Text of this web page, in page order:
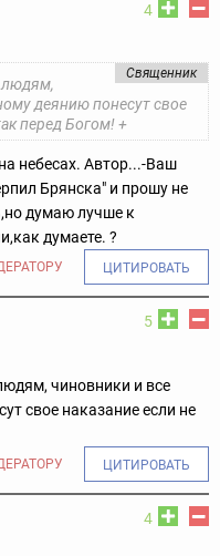
4
Свящeнник
людям,
деянию понесут свое
перед Богом! +
небесах. Автор...-Ваш
Брянска" и прошу не
думаю лучше к
думаете. ?
ЦИТИРОВАТЬ
5
чиновники и все
свое наказание если не
ЦИТИРОВАТЬ
4